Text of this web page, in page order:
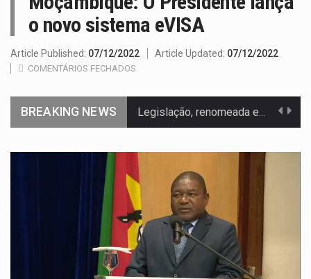
o novo sistema eVISA
Article Published: 07/12/2022 Article Updated: 07/12/2022
COMENTÁRIOS FECHADOS
BREAKING NEWS Legislação, renomeada em homenagem ao falecido senador Lindsey Graham, foi…
Segundo as autoridades canadianas, mais de 200 incêndios florestais continuam…